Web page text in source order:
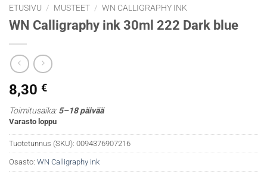
ETUSIVU / MUSTEET / WN CALLIGRAPHY INK
WN Calligraphy ink 30ml 222 Dark blue
8,30 €
Toimitusaika:5–18 päivää
Varasto loppu
Tuotetunnus (SKU): 0094376907216
Osasto: WN Calligraphy ink